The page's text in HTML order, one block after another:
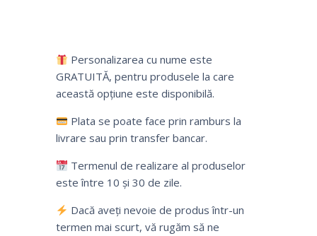
Personalizarea cu nume este
GRATUITĂ, pentru produsele la care
această opțiune este disponibilă.
Plata se poate face prin ramburs la
livrare sau prin transfer bancar.
Termenul de realizare al produselor
este între 10 și 30 de zile.
Dacă aveți nevoie de produs într-un
termen mai scurt, vă rugăm să ne